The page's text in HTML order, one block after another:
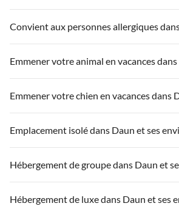
Emplacement isolé dans Daun et ses
Hébergement de groupe dans Daun et
Hébergement de luxe dans Daun et ses